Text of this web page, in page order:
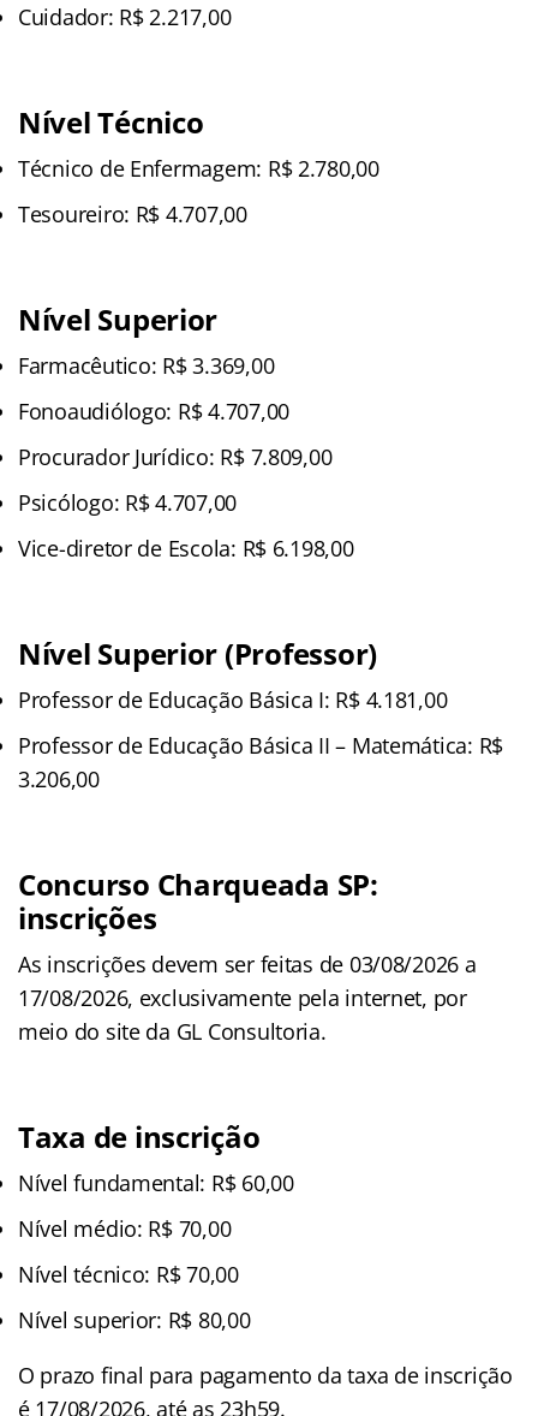
Cuidador: R$ 2.217,00
Nível Técnico
Técnico de Enfermagem: R$ 2.780,00
Tesoureiro: R$ 4.707,00
Nível Superior
Farmacêutico: R$ 3.369,00
Fonoaudiólogo: R$ 4.707,00
Procurador Jurídico: R$ 7.809,00
Psicólogo: R$ 4.707,00
Vice-diretor de Escola: R$ 6.198,00
Nível Superior (Professor)
Professor de Educação Básica I: R$ 4.181,00
Professor de Educação Básica II – Matemática: R$
3.206,00
Concurso Charqueada SP:
inscrições
As inscrições devem ser feitas de 03/08/2026 a
17/08/2026, exclusivamente pela internet, por
meio do site da GL Consultoria.
Taxa de inscrição
Nível fundamental: R$ 60,00
Nível médio: R$ 70,00
Nível técnico: R$ 70,00
Nível superior: R$ 80,00
O prazo final para pagamento da taxa de inscrição
é 17/08/2026, até as 23h59.